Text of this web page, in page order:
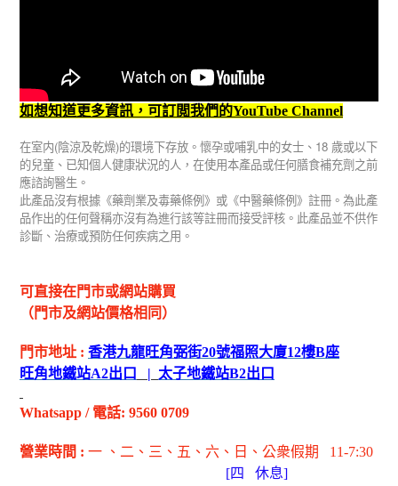
如想知道更多資訊，可訂閲我們的YouTube Channel
在室内(陰涼及乾燥)的環境下存放。懷孕或哺乳中的女士、 18 歲或以下
的兒童、已知個人健康狀況的人，在使用本產品或任何膳食補充劑之前
應諮詢醫生。
此產品沒有根據《藥劑業及毒藥條例》或《中醫藥條例》註冊。為此產
品作出的任何聲稱亦沒有為進行該等註冊而接受評核。此產品並不供作
診斷、治療或預防任何疾病之用。
可直接在門市或網站購買
（門市及網站價格相同）
門市地址 : 香港九龍旺角弼街20號福照大廈12樓B座
旺角地鐵站A2出 口 | 太子地鐵站B2出 口
Whatsapp / 電話: 9560 0709
營業時間 : 一 、二、三、五 、六 、日 、公衆假期
11-7:30
[四 休息]